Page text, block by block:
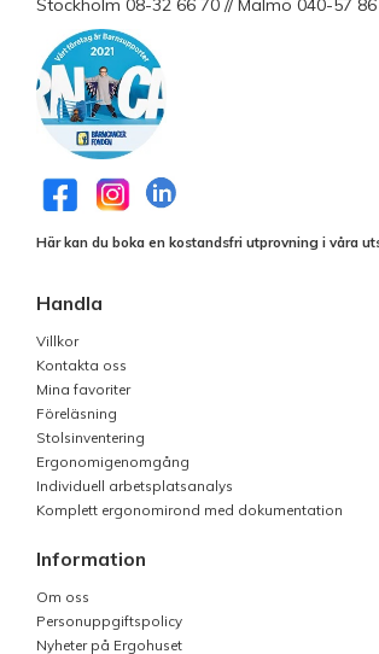
Stockholm 08-32 66 70 // Malmö 040-57
Här kan du boka en kostandsfri utprovning i våra
Handla
Villkor
Kontakta oss
Mina favoriter
Föreläsning
Stolsinventering
Ergonomigenomgång
Individuell arbetsplatsanalys
Komplett ergonomirond med dokumentation
Information
Om oss
Personuppgiftspolicy
Nyheter på Ergohuset